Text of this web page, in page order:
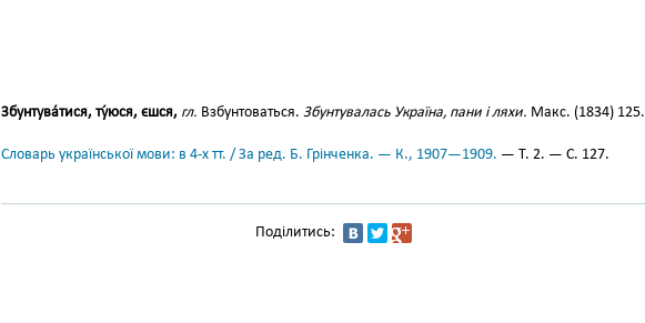
Збунтува́тися, ту́юся, єшся, гл. Взбунтоваться. Збунтувалась Україна, пани і ляхи. Макс. (1834) 125.
Словарь української мови: в 4-х тт. / За ред. Б. Грінченка. — К., 1907—1909. — Т. 2. — С. 127.
Поділитись: